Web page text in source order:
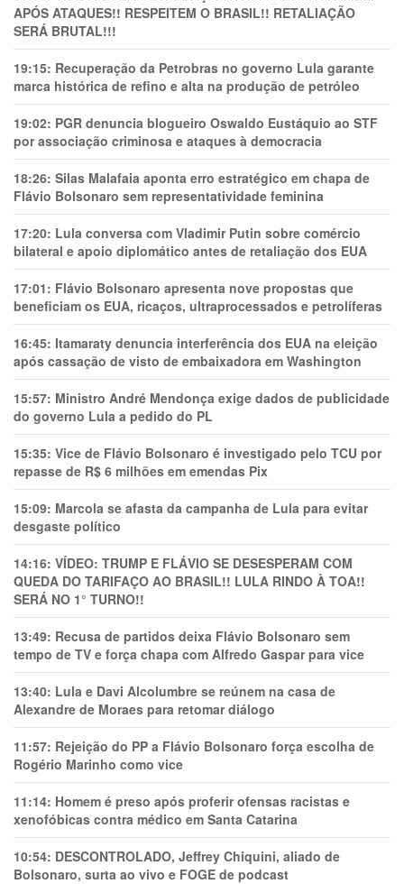
APÓS ATAQUES!! RESPEITEM O BRASIL!! RETALIAÇÃO
SERÁ BRUTAL!!!
19:15: Recuperação da Petrobras no governo Lula garante
marca histórica de refino e alta na produção de petróleo
19:02: PGR denuncia blogueiro Oswaldo Eustáquio ao STF
por associação criminosa e ataques à democracia
18:26: Silas Malafaia aponta erro estratégico em chapa de
Flávio Bolsonaro sem representatividade feminina
17:20: Lula conversa com Vladimir Putin sobre comércio
bilateral e apoio diplomático antes de retaliação dos EUA
17:01: Flávio Bolsonaro apresenta nove propostas que
beneficiam os EUA, ricaços, ultraprocessados e petrolíferas
16:45: Itamaraty denuncia interferência dos EUA na eleição
após cassação de visto de embaixadora em Washington
15:57: Ministro André Mendonça exige dados de publicidade
do governo Lula a pedido do PL
15:35: Vice de Flávio Bolsonaro é investigado pelo TCU por
repasse de R$ 6 milhões em emendas Pix
15:09: Marcola se afasta da campanha de Lula para evitar
desgaste político
14:16: VÍDEO: TRUMP E FLÁVIO SE DESESPERAM COM
QUEDA DO TARIFAÇO AO BRASIL!! LULA RINDO À TOA!!
SERÁ NO 1° TURNO!!
13:49: Recusa de partidos deixa Flávio Bolsonaro sem
tempo de TV e força chapa com Alfredo Gaspar para vice
13:40: Lula e Davi Alcolumbre se reúnem na casa de
Alexandre de Moraes para retomar diálogo
11:57: Rejeição do PP a Flávio Bolsonaro força escolha de
Rogério Marinho como vice
11:14: Homem é preso após proferir ofensas racistas e
xenofóbicas contra médico em Santa Catarina
10:54: DESCONTROLADO, Jeffrey Chiquini, aliado de
Bolsonaro, surta ao vivo e FOGE de podcast